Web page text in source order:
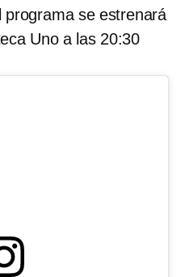
programa se estrenará
Uno a las 20:30